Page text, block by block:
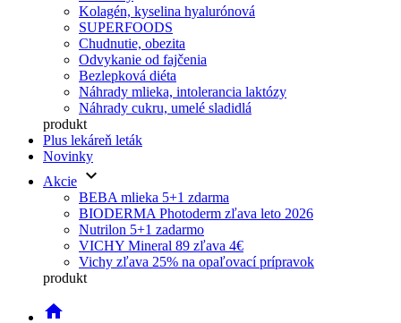
Kolagén, kyselina hyalurónová
SUPERFOODS
Chudnutie, obezita
Odvykanie od fajčenia
Bezlepková diéta
Náhrady mlieka, intolerancia laktózy
Náhrady cukru, umelé sladidlá
produkt
Plus lekáreň leták
Novinky
Akcie keyboard_arrow_down
BEBA mlieka 5+1 zdarma
BIODERMA Photoderm zľava leto 2026
Nutrilon 5+1 zadarmo
VICHY Mineral 89 zľava 4€
Vichy zľava 25% na opaľovací prípravok
produkt
home